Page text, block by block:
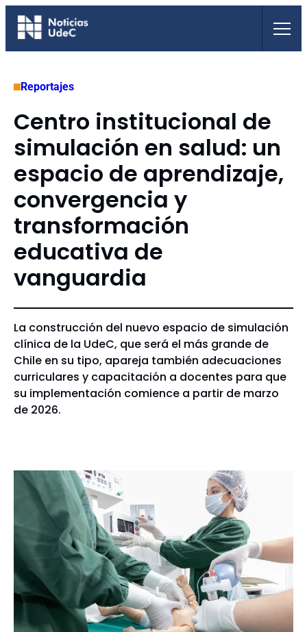
Saltar
Reportajes
Centro institucional de
simulación en salud: un
espacio de aprendizaje,
convergencia y
transformación
educativa de
vanguardia
La construcción del nuevo espacio de simulación
clínica de la UdeC, que será el más grande de
Chile en su tipo, apareja también adecuaciones
curriculares y capacitación a docentes para que
su implementación comience a partir de marzo
de 2026.